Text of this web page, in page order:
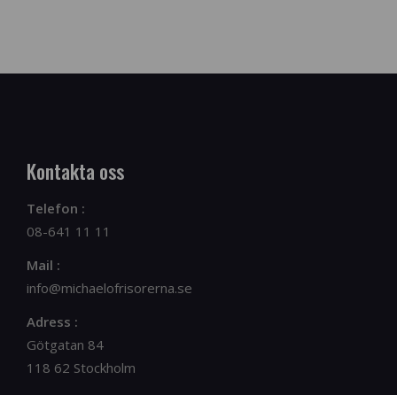
Kontakta oss
Telefon :
08-641 11 11
Mail :
info@michaelofrisorerna.se
Adress :
Götgatan 84
118 62 Stockholm